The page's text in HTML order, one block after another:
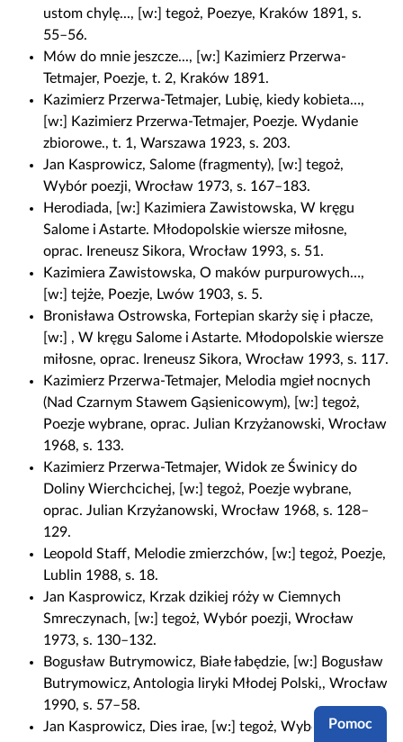
Pomoc
ustom chylę..., [w:] tegoż, Poezye, Kraków 1891, s.
55–56.
Mów do mnie jeszcze..., [w:] Kazimierz Przerwa-
Tetmajer, Poezje, t. 2, Kraków 1891.
Kazimierz Przerwa-Tetmajer, Lubię, kiedy kobieta…,
[w:] Kazimierz Przerwa-Tetmajer, Poezje. Wydanie
zbiorowe., t. 1, Warszawa 1923, s. 203.
Jan Kasprowicz, Salome (fragmenty), [w:] tegoż,
Wybór poezji, Wrocław 1973, s. 167–183.
Herodiada, [w:] Kazimiera Zawistowska, W kręgu
Salome i Astarte. Młodopolskie wiersze miłosne,
oprac. Ireneusz Sikora, Wrocław 1993, s. 51.
Kazimiera Zawistowska, O maków purpurowych…,
[w:] tejże, Poezje, Lwów 1903, s. 5.
Bronisława Ostrowska, Fortepian skarży się i płacze,
[w:] , W kręgu Salome i Astarte. Młodopolskie wiersze
miłosne, oprac. Ireneusz Sikora, Wrocław 1993, s. 117.
Kazimierz Przerwa-Tetmajer, Melodia mgieł nocnych
(Nad Czarnym Stawem Gąsienicowym), [w:] tegoż,
Poezje wybrane, oprac. Julian Krzyżanowski, Wrocław
1968, s. 133.
Kazimierz Przerwa-Tetmajer, Widok ze Świnicy do
Doliny Wierchcichej, [w:] tegoż, Poezje wybrane,
oprac. Julian Krzyżanowski, Wrocław 1968, s. 128–
129.
Leopold Staff, Melodie zmierzchów, [w:] tegoż, Poezje,
Lublin 1988, s. 18.
Jan Kasprowicz, Krzak dzikiej róży w Ciemnych
Smreczynach, [w:] tegoż, Wybór poezji, Wrocław
1973, s. 130–132.
Bogusław Butrymowicz, Białe łabędzie, [w:] Bogusław
Butrymowicz, Antologia liryki Młodej Polski,, Wrocław
1990, s. 57–58.
Jan Kasprowicz, Dies irae, [w:] tegoż, Wybór poezji,